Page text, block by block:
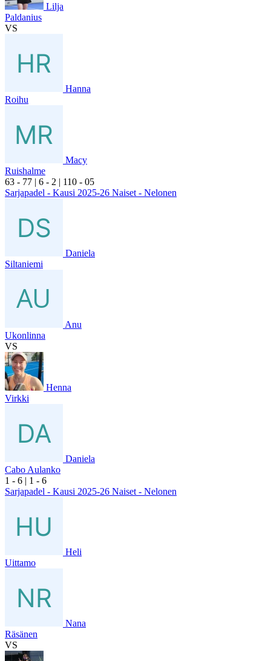
Lilja
Paldanius
VS
Hanna
Roihu
Macy
Ruishalme
63 - 77 | 6 - 2 | 110 - 05
Sarjapadel - Kausi 2025-26 Naiset - Nelonen
Daniela
Siltaniemi
Anu
Ukonlinna
VS
Henna
Virkki
Daniela
Cabo Aulanko
1 - 6 | 1 - 6
Sarjapadel - Kausi 2025-26 Naiset - Nelonen
Heli
Uittamo
Nana
Räsänen
VS